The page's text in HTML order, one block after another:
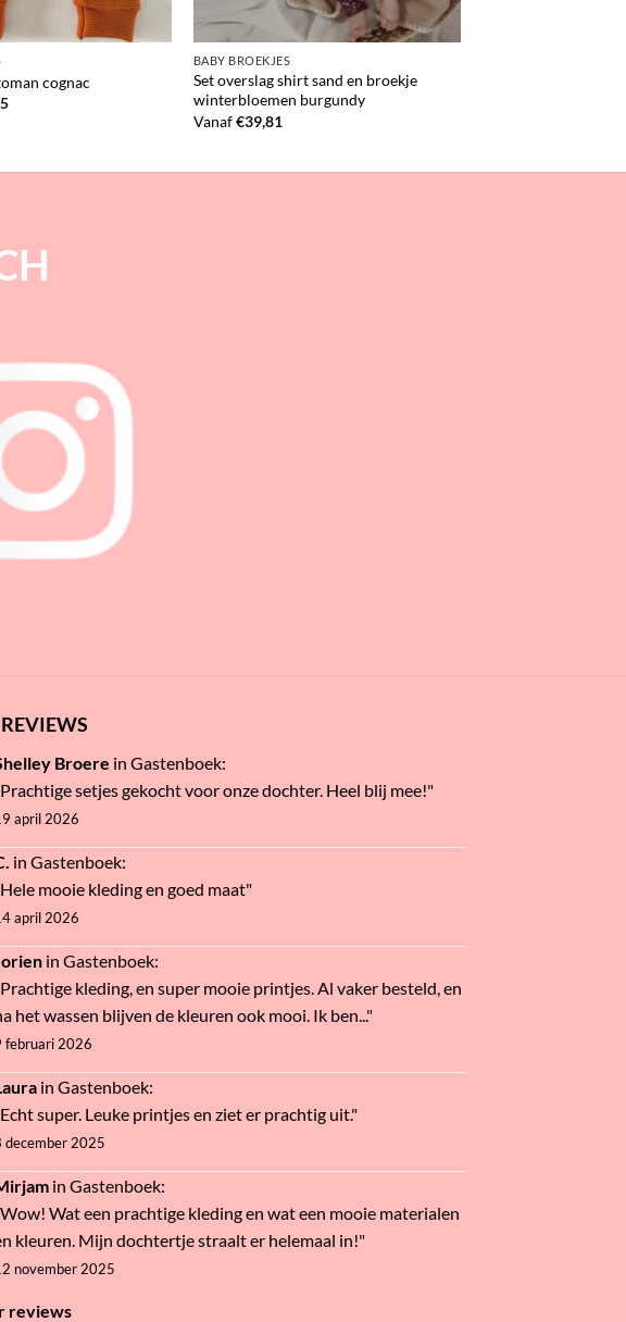
cognac
Prijsklasse:
BABY BROEKJES
Set overslag shirt sand en broekje
winterbloemen burgundy
Vanaf €39,81
Broere in Gastenboek:
setjes gekocht voor onze dochter. Heel blij mee!"
april 2026
in Gastenboek:
mooie kleding en goed maat"
april 2026
in Gastenboek:
kleding, en super mooie printjes. Al vaker besteld, en
het wassen blijven de kleuren ook mooi. Ik ben..."
februari 2026
in Gastenboek:
super. Leuke printjes en ziet er prachtig uit."
december 2025
in Gastenboek:
Wat een prachtige kleding en wat een mooie materialen
kleuren. Mijn dochtertje straalt er helemaal in!"
november 2025
reviews